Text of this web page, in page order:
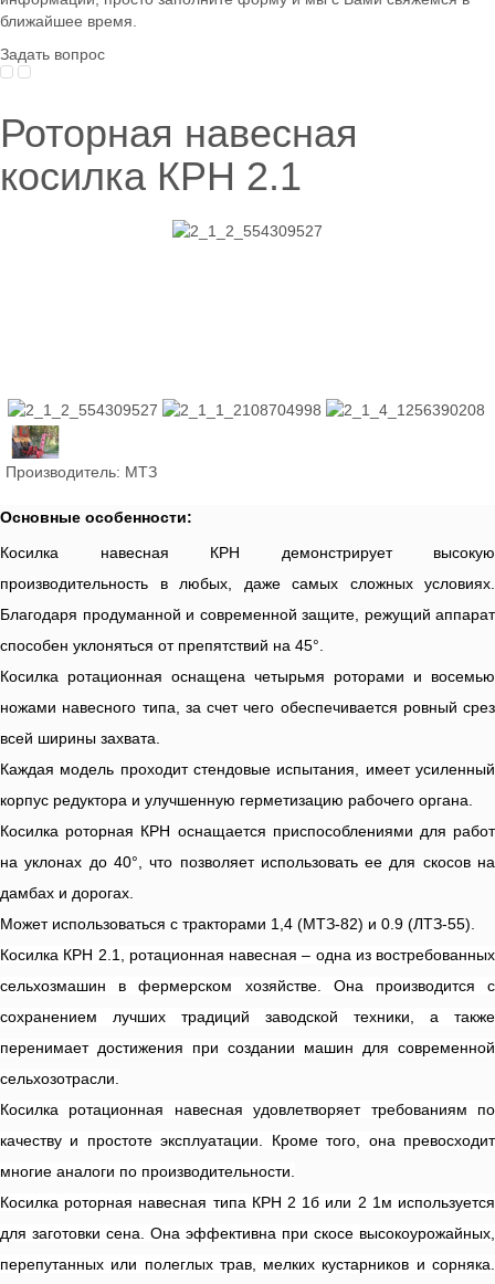
ближайшее время.
Задать вопрос
Роторная навесная
косилка КРН 2.1
Производитель: МТЗ
Основные особенности:
Косилка навесная КРН демонстрирует высокую
производительность в любых, даже самых сложных условиях.
Благодаря продуманной и современной защите, режущий аппарат
способен уклоняться от препятствий на 45°.
Косилка ротационная оснащена четырьмя роторами и восемью
ножами навесного типа, за счет чего обеспечивается ровный срез
всей ширины захвата.
Каждая модель проходит стендовые испытания, имеет усиленный
корпус редуктора и улучшенную герметизацию рабочего органа.
Косилка роторная КРН оснащается приспособлениями для работ
на уклонах до 40°, что позволяет использовать ее для скосов на
дамбах и дорогах.
Может использоваться с тракторами 1,4 (МТЗ-82) и 0.9 (ЛТЗ-55).
Косилка КРН 2.1, ротационная навесная – одна из востребованных
сельхозмашин в фермерском хозяйстве. Она производится с
сохранением лучших традиций заводской техники, а также
перенимает достижения при создании машин для современной
сельхозотрасли.
Косилка ротационная навесная удовлетворяет требованиям по
качеству и простоте эксплуатации. Кроме того, она превосходит
многие аналоги по производительности.
Косилка роторная навесная типа КРН 2 1б или 2 1м используется
для заготовки сена. Она эффективна при скосе высокоурожайных,
перепутанных или полеглых трав, мелких кустарников и сорняка.